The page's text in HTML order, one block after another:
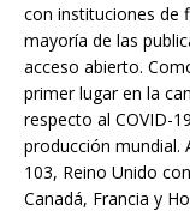
con instituciones de
mayoría de las
acceso abierto.
primer lugar en la
respecto al COVID-
producción mundial.
103, Reino Unido
Canadá, Francia y